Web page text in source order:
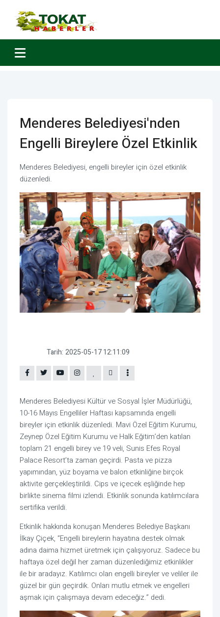
Menderes Belediyesi'nden
Engelli Bireylere Özel Etkinlik
Menderes Belediyesi, engelli bireyler için özel etkinlik
düzenledi.
Tarih: 2025-05-17 12:11:09
Menderes Belediyesi Kültür ve Sosyal İşler Müdürlüğü,
10-16 Mayıs Engelliler Haftası kapsamında engelli
bireyler için etkinlik düzenledi. Mavi Özel Eğitim Kurumu,
Zeynep Özel Eğitim Kurumu ve Halk Eğitim’den katılan
toplam 21 engelli birey ve 19 veli, Sunis Efes Royal
Palace Resort’ta zaman geçirdi. Pasta ve pizza
yapımından, yüz boyama ve balon etkinliğine birçok
aktivite gerçekleştirildi. Cips ve içecek eşliğinde hep
birlikte sinema filmi izlendi. Etkinlik sonunda katılımcılara
sertifika verildi.
Etkinlik hakkında konuşan Menderes Belediye Başkanı
İlkay Çiçek, “Engelli bireylerin hayatına destek olmak
adına daima hizmet üretmek için çalışıyoruz. Sadece bu
haftaya özel değil her zaman düzenlediğimiz etkinlikler
ile bir aradayız. Katılımcı olan engelli bireyler ve veliler ile
güzel bir gün geçirdik. Onları mutlu etmek ve engelleri
aşmak için çalışmaya devam edeceğiz.” dedi.